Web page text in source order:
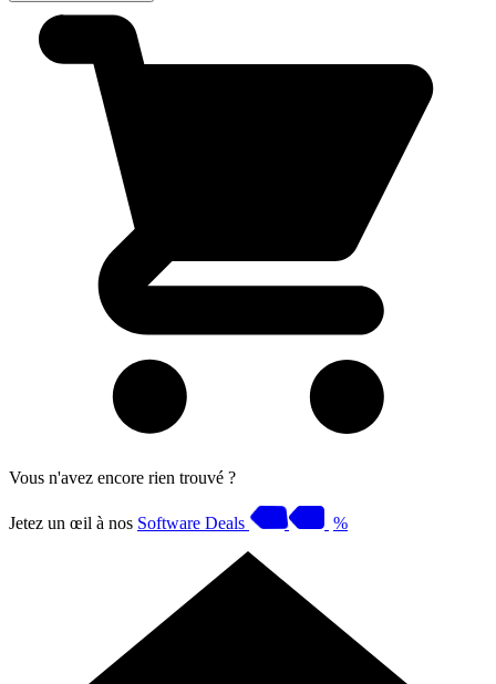
Vous n'avez encore rien trouvé ?
Jetez un œil à nos Software Deals %